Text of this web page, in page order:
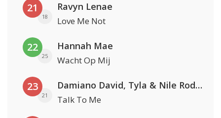
21
18
Ravyn Lenae
Love Me Not
22
25
Hannah Mae
Wacht Op Mij
23
21
Damiano David, Tyla & Nile Rodgers
Talk To Me